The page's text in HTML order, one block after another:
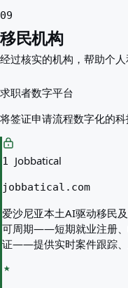
09
移民机构
经过核实的机构，帮助个
求职者数字平台
将签证申请流程数字化的
1 Jobbatical
jobbatical.com
爱沙尼亚本土AI驱动移民
可周期——短期就业注册、
证——提供实时案件跟踪、